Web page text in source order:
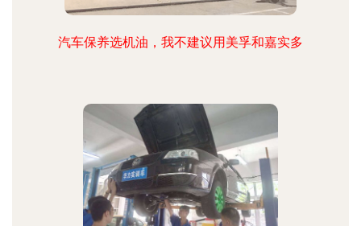
汽车保养选机油，我不建议用美孚和嘉实多